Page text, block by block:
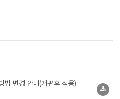
법 변경 안내(개편후 적용)